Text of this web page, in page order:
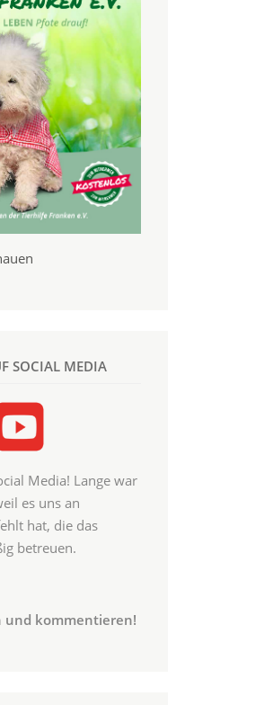
SOCIAL MEDIA
Media! Lange war
es uns an
hat, die das
betreuen.
und kommentieren!